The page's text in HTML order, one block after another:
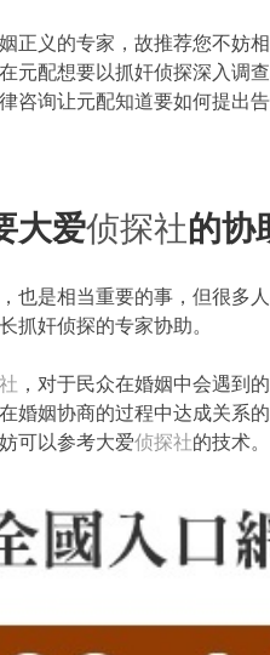
正义的专家，故推荐您不妨
元配想要以抓奸侦探深入调
咨询让元配知道要如何提出
大爱侦探社的协
也是相当重要的事，但很
抓奸侦探的专家协助。
，对于民众在婚姻中会遇到
婚姻协商的过程中达成关
可以参考大爱侦探社的技术。